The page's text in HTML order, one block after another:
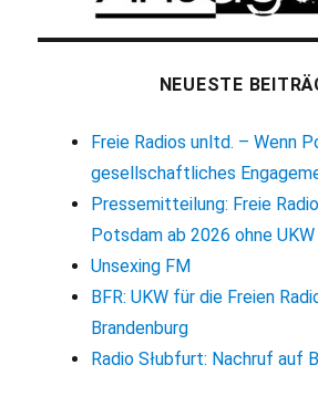
NEUESTE
Freie Radios unltd. – Wenn
gesellschaftliches
Pressemitteilung: Freie
Potsdam ab 2026 ohne UKW
Unsexing FM
BFR: UKW für die Freien
Brandenburg
Radio Słubfurt: Nachruf auf